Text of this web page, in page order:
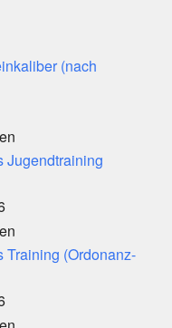
(nach
Jugendtraining
Training (Ordonanz-